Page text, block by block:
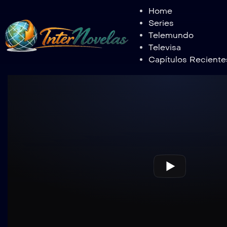
Home
Series
Telemundo
Televisa
Capítulos